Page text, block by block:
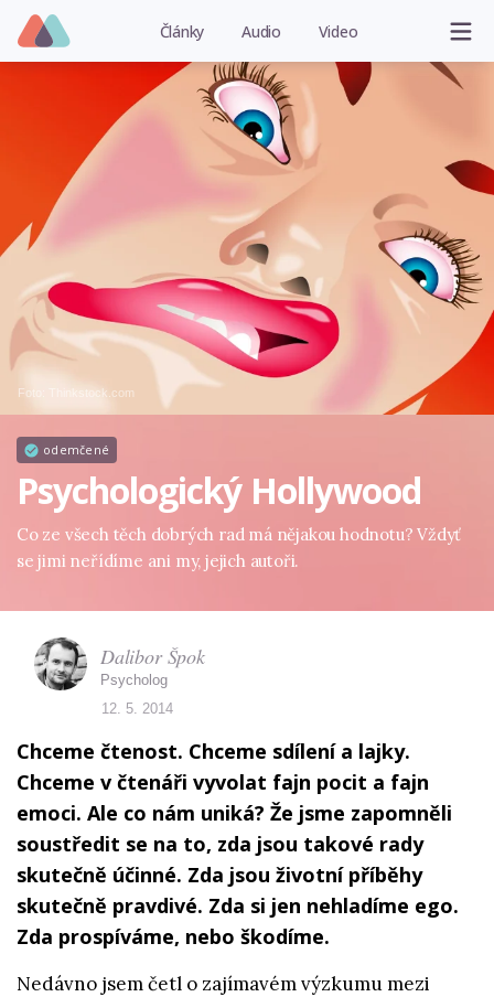
Články Audio Video
Foto: Thinkstock.com
odemčené
Psychologický Hollywood
Co ze všech těch dobrých rad má nějakou hodnotu? Vždyť
se jimi neřídíme ani my, jejich autoři.
Chceme čtenost. Chceme sdílení a lajky.
Chceme v čtenáři vyvolat fajn pocit a fajn
emoci. Ale co nám uniká? Že jsme zapomněli
soustředit se na to, zda jsou takové rady
skutečně účinné. Zda jsou životní příběhy
skutečně pravdivé. Zda si jen nehladíme ego.
Zda prospíváme, nebo škodíme.
Nedávno jsem četl o zajímavém výzkumu mezi
Dalibor Špok
Psycholog
12. 5. 2014